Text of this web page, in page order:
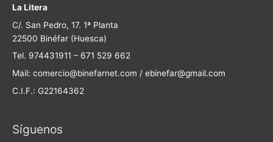
La Litera
C/. San Pedro, 17. 1ª Planta
22500 Binéfar (Huesca)
Tel. 974431911 – 671 529 662
Mail: comercio@binefarnet.com / ebinefar@gmail.com
C.I.F.: G22164362
Síguenos